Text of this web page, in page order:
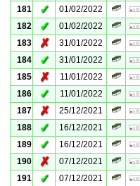
181
✓ 01/02/2022
182
✓ 01/02/2022
183
✗ 31/01/2022
184
✓ 31/01/2022
185
✗ 11/01/2022
186
✓ 11/01/2022
187
✗ 25/12/2021
188
✓ 16/12/2021
189
✓ 16/12/2021
190
✗ 07/12/2021
191
✓ 07/12/2021